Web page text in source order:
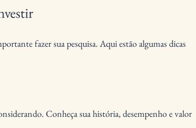
fazer sua pesquisa. Aqui estão algumas dicas
Conheça sua história, desempenho e valor